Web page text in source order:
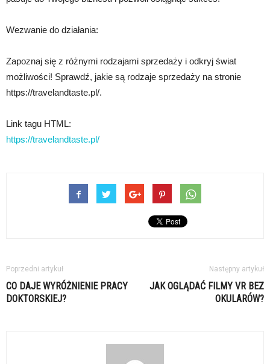
Wezwanie do działania:
Zapoznaj się z różnymi rodzajami sprzedaży i odkryj świat
możliwości! Sprawdź, jakie są rodzaje sprzedaży na stronie
https://travelandtaste.pl/.
Link tagu HTML:
https://travelandtaste.pl/
Poprzedni artykuł
CO DAJE WYRÓŻNIENIE PRACY
DOKTORSKIEJ?
Następny artykuł
JAK OGLĄDAĆ FILMY VR BEZ
OKULARÓW?